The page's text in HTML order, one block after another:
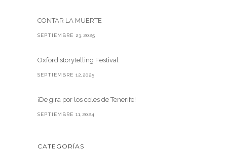
CONTAR LA MUERTE
SEPTIEMBRE 23,2025
Oxford storytelling Festival
SEPTIEMBRE 12,2025
¡De gira por los coles de Tenerife!
SEPTIEMBRE 11,2024
CATEGORÍAS